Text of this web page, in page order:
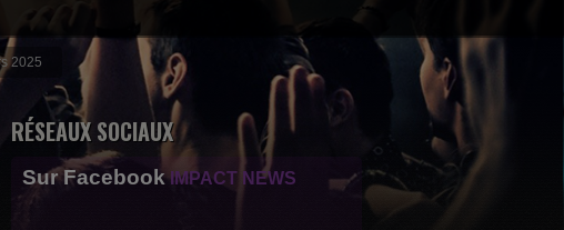
2025
RÉSEAUX SOCIAUX
Sur Facebook IMPACT NEWS